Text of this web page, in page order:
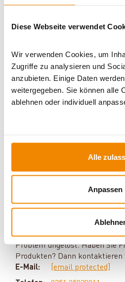
Diese Webseite verwendet
Wir verwenden Cookies, um
Zugriffe zu analysieren und
anzubieten. Einige Daten
weitergegeben. Sie können alle
ablehnen oder individuell
Alle
Anpassen
Dieses Produkt finden Sie unter:
Anschluss|Kaminöfen mit
Ihr Berater zum
Kamine:
Silvio Wirth berät Sie gern rund
Kaminöfen. Keine Frage bleibt
Problem ungelöst. Haben Sie
Produkten? Dann kontaktieren
E-Mail:
[email protected]